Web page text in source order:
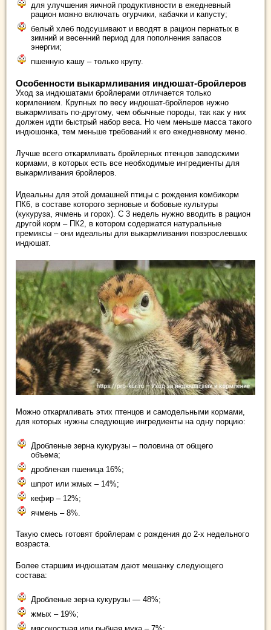
для улучшения яичной продуктивности в ежедневный
рацион можно включать огурчики, кабачки и капусту;
белый хлеб подсушивают и вводят в рацион пернатых в
зимний и весенний период для пополнения запасов
энергии;
пшенную кашу – только крупу.
Особенности выкармливания индюшат-бройлеров
Уход за индюшатами бройлерами отличается только
кормлением. Крупных по весу индюшат-бройлеров нужно
выкармливать по-другому, чем обычные породы, так как у них
должен идти быстрый набор веса. Но чем меньше масса такого
индюшонка, тем меньше требований к его ежедневному меню.
Лучше всего откармливать бройлерных птенцов заводскими
кормами, в которых есть все необходимые ингредиенты для
выкармливания бройлеров.
Идеальны для этой домашней птицы с рождения комбикорм
ПК6, в составе которого зерновые и бобовые культуры
(кукуруза, ячмень и горох). С 3 недель нужно вводить в рацион
другой корм – ПК2, в котором содержатся натуральные
премиксы – они идеальны для выкармливания повзрослевших
индюшат.
Можно откармливать этих птенцов и самодельными кормами,
для которых нужны следующие ингредиенты на одну порцию:
Дробленые зерна кукурузы – половина от общего
объема;
дробленая пшеница 16%;
шпрот или жмых – 14%;
кефир – 12%;
ячмень – 8%.
Такую смесь готовят бройлерам с рождения до 2-х недельного
возраста.
Более старшим индюшатам дают мешанку следующего
состава:
Дробленые зерна кукурузы — 48%;
жмых – 19%;